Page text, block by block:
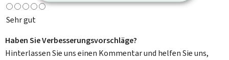
Sehr gut
Haben Sie Verbesserungsvorschläge?
Hinterlassen Sie uns einen Kommentar und helfen Sie uns,